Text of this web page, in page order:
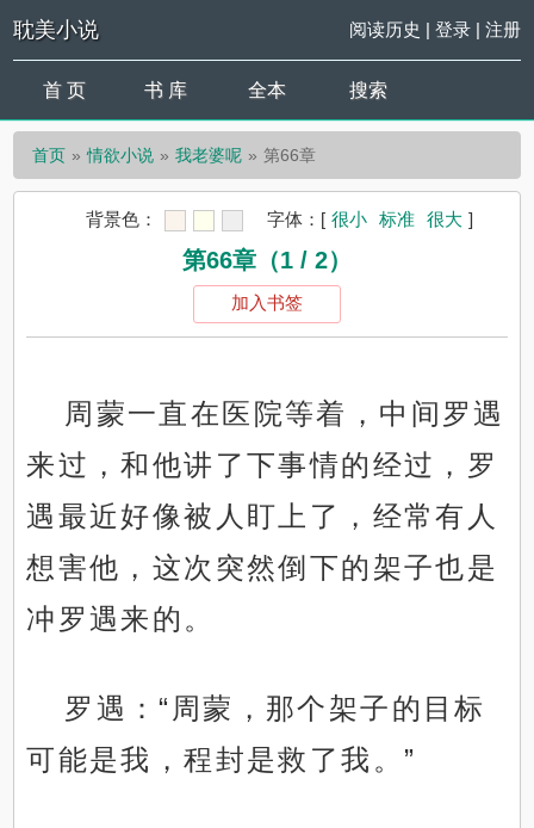
耽美小说 阅读历史 | 登录| 注册
首 页 书 库 全本 搜索
首页 情欲小说 我老婆呢 第66章
背景色： 字体： [ 很小 标准 很大 ]
第66章（1 / 2）
加入书签
周蒙一直在医院等着，中间罗遇
来过，和他讲了下事情的经过，罗
遇最近好像被人盯上了，经常有人
想害他，这次突然倒下的架子也是
冲罗遇来的。
罗遇：“周蒙，那个架子的目标
可能是我，程封是救了我。”